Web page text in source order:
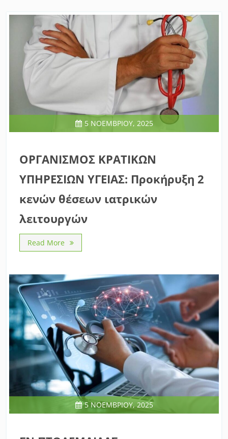
5 ΝΟΕΜΒΡΊΟΥ, 2025
ΟΡΓΑΝΙΣΜΟΣ ΚΡΑΤΙΚΩΝ
ΥΠΗΡΕΣΙΩΝ ΥΓΕΙΑΣ: Προκήρυξη 2
κενών θέσεων ιατρικών
λειτουργών
Read More
5 ΝΟΕΜΒΡΊΟΥ, 2025